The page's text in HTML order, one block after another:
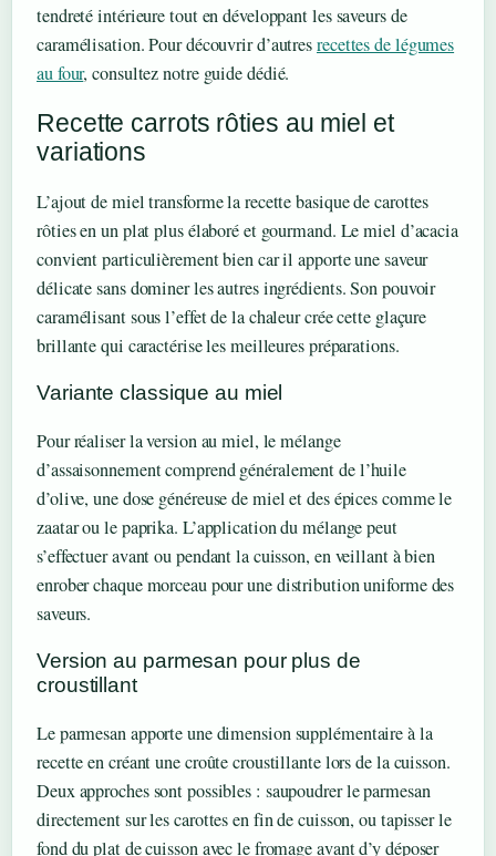
tendreté intérieure tout en développant les saveurs de
caramélisation. Pour découvrir d’autresrecettes de légumes
au four, consultez notre guide dédié.
Recette carrots rôties au miel et
variations
L’ajout de miel transforme la recette basique de carottes
rôties en un plat plus élaboré et gourmand. Le miel d’acacia
convient particulièrement bien car il apporte une saveur
délicate sans dominer les autres ingrédients. Son pouvoir
caramélisant sous l’effet de la chaleur crée cette glaçure
brillante qui caractérise les meilleures préparations.
Variante classique au miel
Pour réaliser la version au miel, le mélange
d’assaisonnement comprend généralement de l’huile
d’olive, une dose généreuse de miel et des épices comme le
zaatar ou le paprika. L’application du mélange peut
s’effectuer avant ou pendant la cuisson, en veillant à bien
enrober chaque morceau pour une distribution uniforme des
saveurs.
Version au parmesan pour plus de
croustillant
Le parmesan apporte une dimension supplémentaire à la
recette en créant une croûte croustillante lors de la cuisson.
Deux approches sont possibles : saupoudrer le parmesan
directement sur les carottes en fin de cuisson, ou tapisser le
fond du plat de cuisson avec le fromage avant d’y déposer